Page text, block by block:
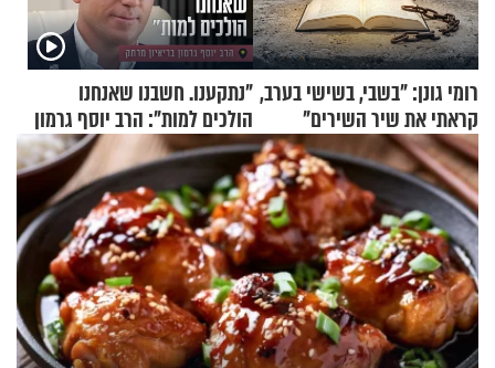
רומי גונן: "בשבי, בשישי בערב,
קראתי את שיר השירים"
"נתקענו. חשבנו שאנחנו
הולכים למות": הרב יוסף גרמון
בריאיון מרתק